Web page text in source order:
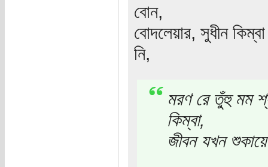
বোন,
বোদলেয়ার, সুধীন
নি,
মরণ রে তুঁহু মম
কিম্বা,
জীবন যখন